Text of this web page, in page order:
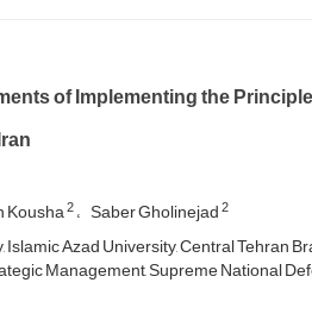
of Implementing the
Kousha2 Saber Gholinejad2
Azad University, Central Tehran
Management, Supreme National